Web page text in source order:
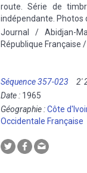
route. Série de
indépendante. Photos
Journal / Abidjan-
République Française
Séquence 357-023 2'
Date : 1965
Géographie :Côte
Occidentale Française